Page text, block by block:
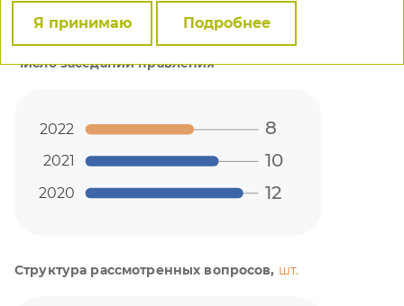
в большинстве своем связанных с бюджетной
дисциплиной Компании.
Число заседаний правления
8
10
12
2022
2021
2020
Структура рассмотренных вопросов, шт.
Я принимаю Подробнее